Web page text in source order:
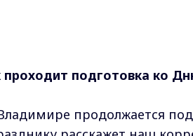
проходит подготовка ко
продолжается